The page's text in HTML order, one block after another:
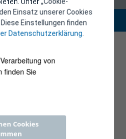
Einsatz unserer Cookies
Einstellungen finden
Datenschutzerklärung.
von
finden Sie
Cookies
© E-Control